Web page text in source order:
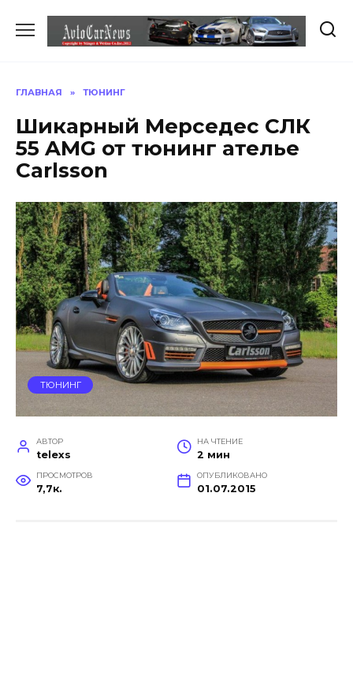
содержанию
ГЛАВНАЯ » ТЮНИНГ
Шикарный Мерседес СЛК
55 AMG от тюнинг ателье
Carlsson
ТЮНИНГ
АВТОР
telexs
НА ЧТЕНИЕ
2 мин
ПРОСМОТРОВ
7,7к.
ОПУБЛИКОВАНО
01.07.2015